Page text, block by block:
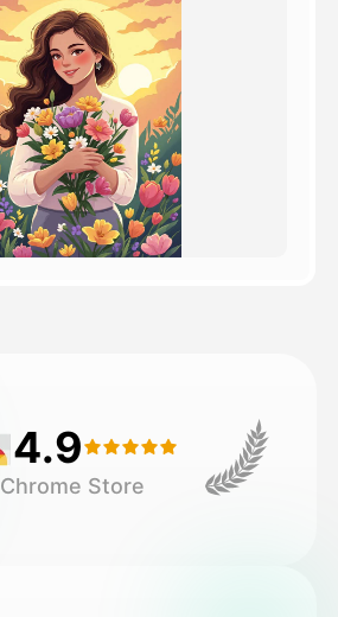
4.9
Chrome Store